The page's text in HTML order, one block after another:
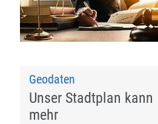
Geodaten
Unser Stadtplan kann
mehr